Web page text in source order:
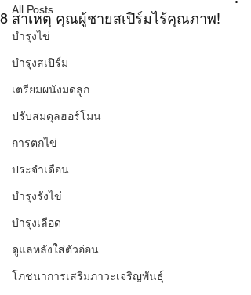
All Posts
บำรุงไข่
บำรุงสเปิร์ม
เตรียมผนังมดลูก
ปรับสมดุลฮอร์โมน
การตกไข่
ประจำเดือน
บำรุงรังไข่
บำรุงเลือด
ดูแลหลังใส่ตัวอ่อน
โภชนาการเสริมภาวะเจริญพันธุ์
8 สาเหตุ คุณผู้ชายสเปิร์มไร้คุณภาพ!